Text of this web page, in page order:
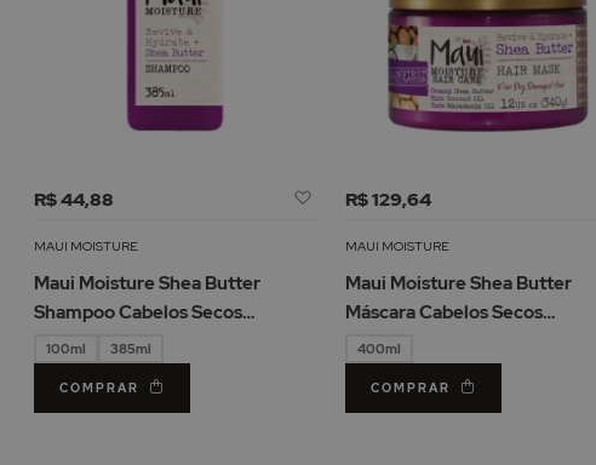
R$ 44,88
Adicionar
Lista
Desejos
MAUI MOISTURE
Maui Moisture Shea Butter
Shampoo Cabelos Secos
Danificados
100ml 385ml
COMPRAR
R$ 129,64
MAUI MOISTURE
Maui Moisture Shea Butter
Máscara Cabelos Secos
Danificados
400ml
COMPRAR